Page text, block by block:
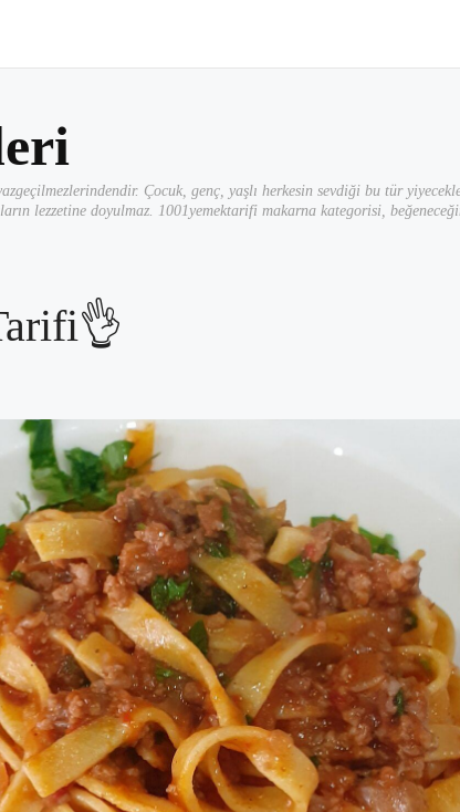
Çocuk, genç, yaşlı herkesin sevdiği bu tür
lezzetine doyulmaz. 1001yemektarifi makarna kategorisi,